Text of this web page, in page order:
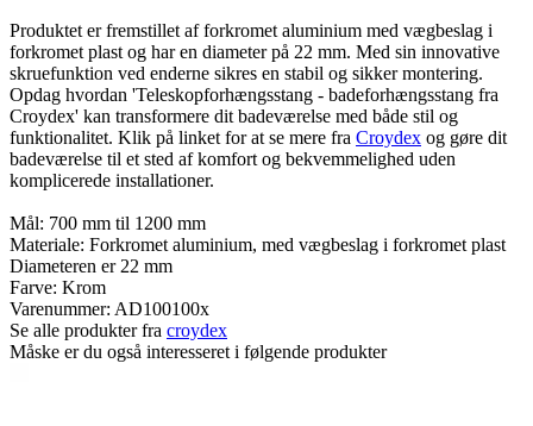
Produktet er fremstillet af forkromet aluminium med vægbeslag i
forkromet plast og har en diameter på 22 mm. Med sin innovative
skruefunktion ved enderne sikres en stabil og sikker montering.
Opdag hvordan 'Teleskopforhængsstang - badeforhængsstang fra
Croydex' kan transformere dit badeværelse med både stil og
funktionalitet. Klik på linket for at se mere fra Croydex og gøre dit
badeværelse til et sted af komfort og bekvemmelighed uden
komplicerede installationer.
Mål: 700 mm til 1200 mm
Materiale: Forkromet aluminium, med vægbeslag i forkromet plast
Diameteren er 22 mm
Farve: Krom
Varenummer: AD100100x
Se alle produkter fra croydex
Måske er du også interesseret i følgende produkter